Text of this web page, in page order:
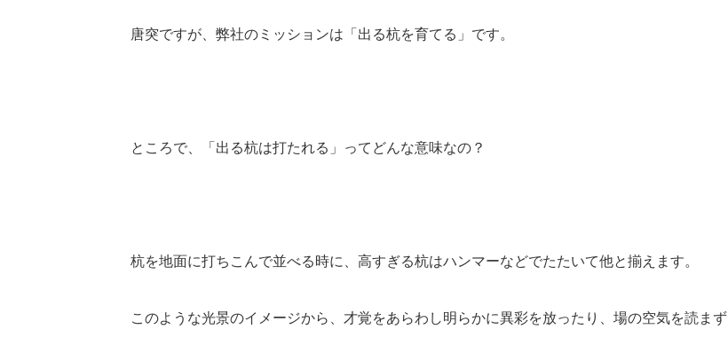
唐突ですが、弊社のミッションは「出る杭を育てる」です。
ところで、「出る杭は打たれる」ってどんな意味なの？
杭を地面に打ちこんで並べる時に、高すぎる杭はハンマーなどでたたいて他と揃えます。
このような光景のイメージから、才覚をあらわし明らかに異彩を放ったり、場の空気を読まず